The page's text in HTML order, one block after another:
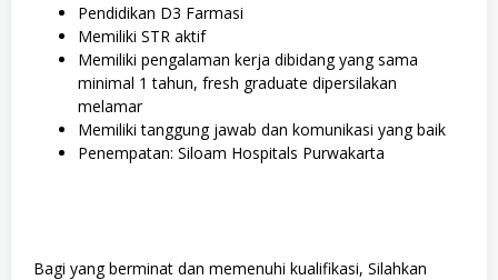
Pendidikan D3 Farmasi
Memiliki STR aktif
Memiliki pengalaman kerja dibidang yang sama
minimal 1 tahun, fresh graduate dipersilakan
melamar
Memiliki tanggung jawab dan komunikasi yang baik
Penempatan: Siloam Hospitals Purwakarta
Bagi yang berminat dan memenuhi kualifikasi, Silahkan